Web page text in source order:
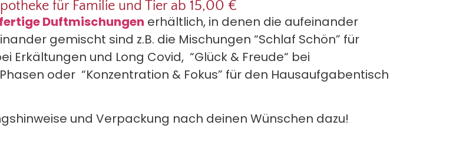
für Familie und Tier ab 15,00 €
fertige Duftmischungen erhältlich, in denen die aufeinander
gemischt sind z.B. die Mischungen “Schlaf Schön” für
Erkältungen und Long Covid, “Glück & Freude“ bei
oder “Konzentration & Fokus” für den Hausaufgabentisch
und Verpackung nach deinen Wünschen dazu!